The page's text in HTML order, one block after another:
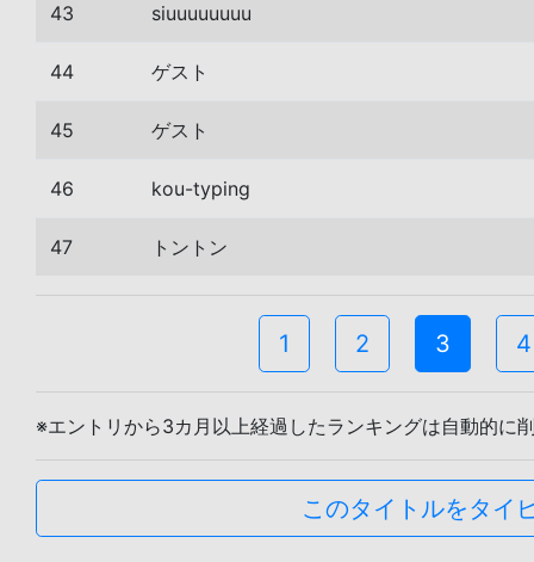
43 siuuuuuuuu
44 ゲスト
45 ゲスト
46 kou-typing
47 トントン
1 2 3 4
※エントリから3カ月以上経過したランキングは自動的に
このタイトルをタイ